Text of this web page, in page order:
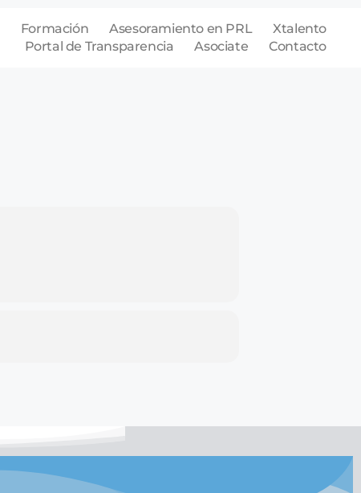
Formación Asesoramiento en PRL
Xtalento
Portal de Transparencia
Asociate Contacto